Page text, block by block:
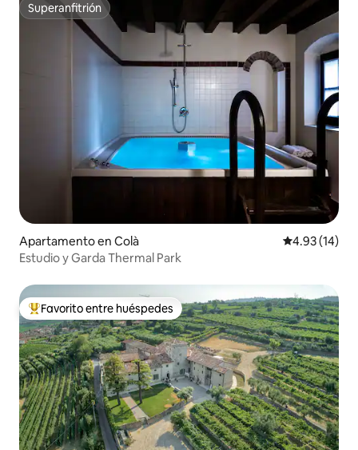
Superanfitrión
Superanfitrión
Apartamento en Colà Calificación
4.93 (14)
Estudio y Garda Thermal Park
Favorito entre huéspedes preferido
Favorito entre huéspedes